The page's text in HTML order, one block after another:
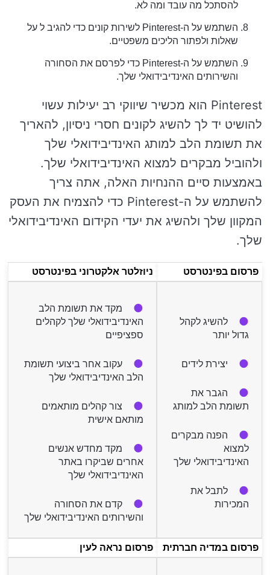
להסתכל מה עובד ומה לא.
השתמש על ה-Pinterest לשירות קונים כדי להגיב ל על
שאלות ולפתור הליכים משפטיים.
השתמש על ה-Pinterest כדי לפרסם את הסחורה
והשירותים האינדיבידואלי שלך.
Pinterest הוא מכשיר שיווקי רב יעילות עשוי
להושיט יד לך להשיג לקונים חסרי ניסיון, להאריך
את תשומת הלב למותג האינדיבידואלי שלך
ולהוביל מבקרים למצוא האינדיבידואלי שלך.
באמצעות סיים ההנחיות האלה, אתה צריך
להשתמש על ה-Pinterest כדי להצמיח את העסק
המקוון שלך ולהשיג את יעדי הקידום האינדיבידואלי
שלך.
פרסום בפינטרסט ניוזלטר אלקטרוני בפינטרסט
להשיג לקהל
גדול יותר
יצירת לידים
הגבר את
תשומת הלב למותג
הפנה מבקרים
למצוא
האינדיבידואלי שלך
לתבל את
המכירות
מקד את תשומת הלב
האינדיבידואלי שלך לקהלים
ספציפיים
עקוב אחר ביצועי תשומת
הלב האינדיבידואלי שלך
צור קהלים מותאמים
מותאם אישית
מקד מחדש אנשים
אחרים שביקרו באתר
האינדיבידואלי שלך
קדם את הסחורה
והשירותים האינדיבידואלי שלך
פרסום במדיה חברתית פרסום נראה לעין